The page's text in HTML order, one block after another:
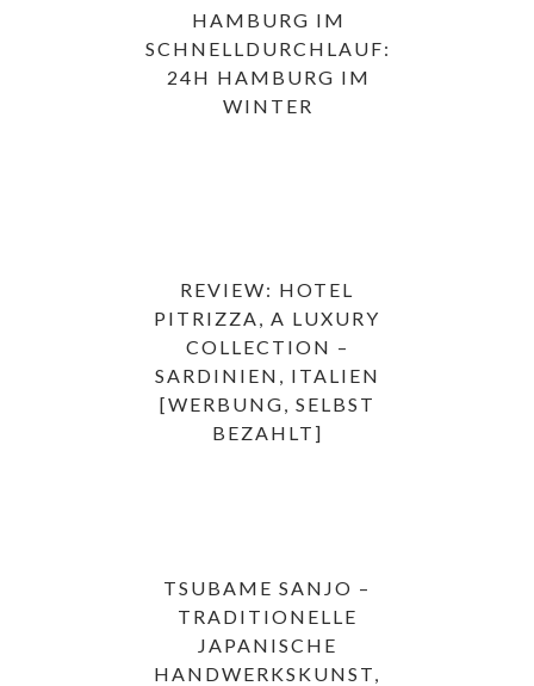
HAMBURG IM
SCHNELLDURCHLAUF:
24H HAMBURG IM
WINTER
REVIEW: HOTEL
PITRIZZA, A LUXURY
COLLECTION –
SARDINIEN, ITALIEN
[WERBUNG, SELBST
BEZAHLT]
TSUBAME SANJO –
TRADITIONELLE
JAPANISCHE
HANDWERKSKUNST,